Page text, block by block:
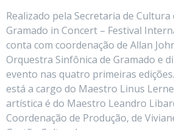
Realizado pela Secretaria de Cultura
Gramado in Concert – Festival
conta com coordenação de Allan
Orquestra Sinfônica de Gramado e
evento nas quatro primeiras
está a cargo do Maestro Linus
artística é do Maestro Leandro
Coordenação de Produção, de